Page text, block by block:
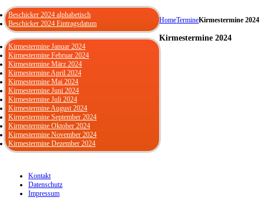
HomeTermineKirmestermine 2024
Kirmestermine 2024
Beschicker 2024 alphabetisch
Beschicker 2024 Eintragsdatum
Kirmestermine Januar 2024
Kirmestermine Februar 2024
Kirmestermine März 2024
Kirmestermine April 2024
Kirmestermine Mai 2024
Kirmestermine Juni 2024
Kirmestermine Juli 2024
Kirmestermine August 2024
Kirmestermine September 2024
Kirmestermine Oktober 2024
Kirmestermine November 2024
Kirmestermine Dezember 2024
Kontakt
Datenschutz
Impressum